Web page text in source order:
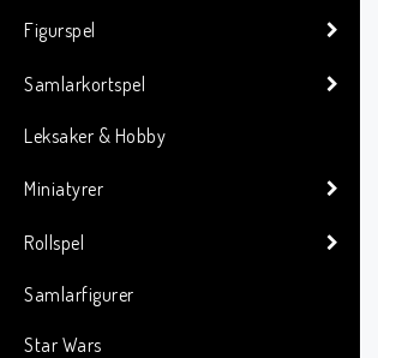
Figurspel
Samlarkortspel
Leksaker & Hobby
Miniatyrer
Rollspel
Samlarfigurer
Star Wars